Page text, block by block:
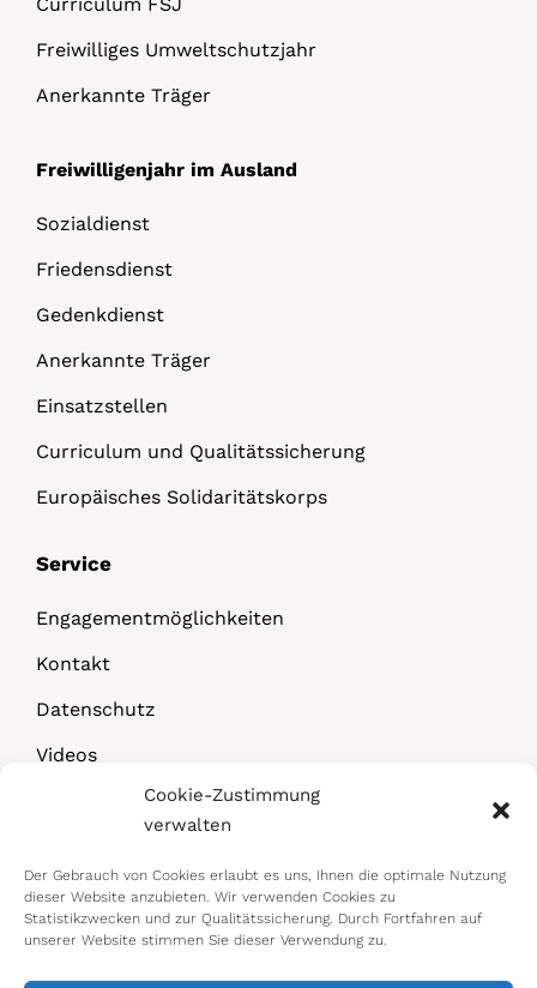
Cookie-Zustimmung
verwalten
Der Gebrauch von Cookies erlaubt es uns, Ihnen die optimale Nutzung
dieser Website anzubieten. Wir verwenden Cookies zu
Statistikzwecken und zur Qualitätssicherung. Durch Fortfahren auf
unserer Website stimmen Sie dieser Verwendung zu.
Freiwilliges Umweltschutzjahr
Anerkannte Träger
Freiwilligenjahr im Ausland
Sozialdienst
Friedensdienst
Gedenkdienst
Anerkannte Träger
Einsatzstellen
Curriculum und Qualitätssicherung
Europäisches Solidaritätskorps
Service
Engagementmöglichkeiten
Kontakt
Datenschutz
Videos